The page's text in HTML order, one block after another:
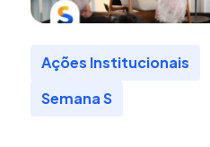
Ações Institucionais
Semana S